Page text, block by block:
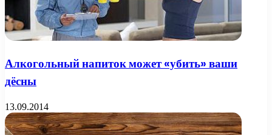
Алкогольный напиток может «убить» ваши
дёсны
13.09.2014